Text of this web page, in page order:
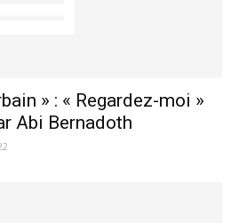
» : « Regardez-moi »
Abi Bernadoth